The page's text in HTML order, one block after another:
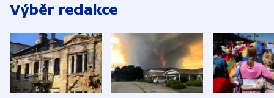
Výběr redakce